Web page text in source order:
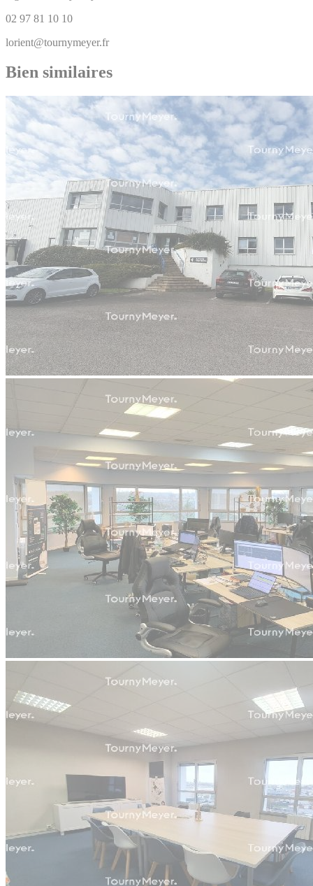
02 97 81 10 10
lorient@tournymeyer.fr
Bien similaires